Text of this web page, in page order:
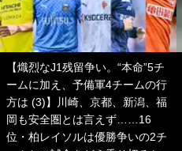
【熾烈なJ1残留争い。“本命”5チ
ームに加え、予備軍4チームの行
方は (3)】川崎、京都、新潟、福
岡も安全圏とは言えず……16
位・柏レイソルは優勝争いの2チ